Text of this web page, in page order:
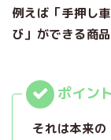
例えば「手押し
び」ができる商
それは本来